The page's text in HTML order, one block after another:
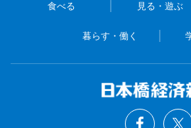
食べる 見る・遊ぶ
暮らす・働く